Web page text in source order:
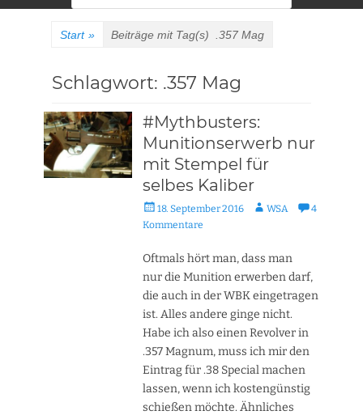
nach:
Start » Beiträge mit Tag(s) .357 Mag
Schlagwort: .357 Mag
#Mythbusters:
Munitionserwerb nur
mit Stempel für
selbes Kaliber
Veröffentlicht
am
18. September 2016 AutorWSA
4
Kommentare
Oftmals hört man, dass man
nur die Munition erwerben darf,
die auch in der WBK eingetragen
ist. Alles andere ginge nicht.
Habe ich also einen Revolver in
.357 Magnum, muss ich mir den
Eintrag für .38 Special machen
lassen, wenn ich kostengünstig
schießen möchte. Ähnliches